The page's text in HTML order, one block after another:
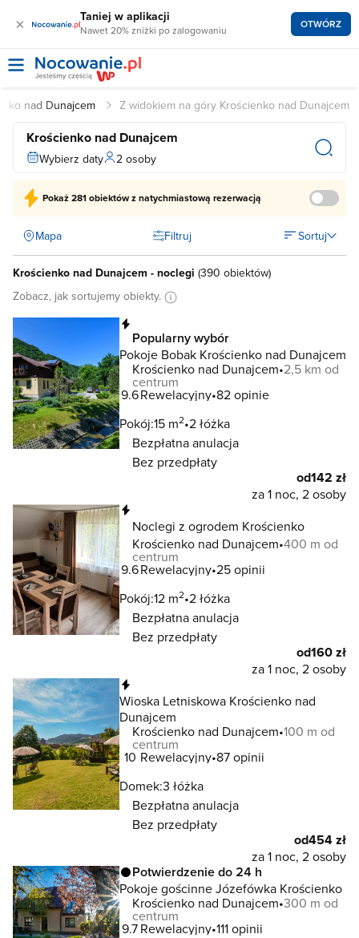
× Taniej w aplikacji
Nawet 20% zniżki po zalogowaniu OTWÓRZ
nad Dunajcem Z widokiem na góry Krościenko nad Dunajcem
Krościenko nad Dunajcem
Wybierz daty 2 osoby
Pokaż281 obiektówz natychmiastową rezerwacją
Mapa Filtruj Sortuj
Krościenko nad Dunajcem - noclegi (390 obiektów)
Zobacz, jak sortujemy obiekty.
Popularny wybór
Pokoje Bobak Krościenko nad Dunajcem
Krościenko nad Dunajcem 2,5 km od
centrum
9.6Rewelacyjny 82 opinie
Pokój:15 m2 2 łóżka
Bezpłatna anulacja
Bez przedpłaty
od142 zł
za 1 noc, 2 osoby
Noclegi z ogrodem Krościenko
Krościenko nad Dunajcem 400 m od
centrum
9.6Rewelacyjny 25 opinii
Pokój:12 m2 2 łóżka
Bezpłatna anulacja
Bez przedpłaty
od160 zł
za 1 noc, 2 osoby
Wioska Letniskowa Krościenko nad
Dunajcem
Krościenko nad Dunajcem 100 m od
centrum
10 Rewelacyjny 87 opinii
Domek:3 łóżka
Bezpłatna anulacja
Bez przedpłaty
od454 zł
za 1 noc, 2 osoby
Potwierdzenie do 24 h
Pokoje gościnne Józefówka Krościenko
Krościenko nad Dunajcem 300 m od
centrum
9.7Rewelacyjny 111 opinii